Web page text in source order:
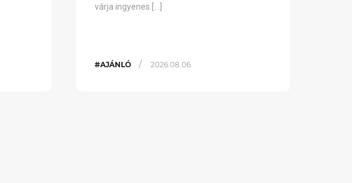
várja ingyenes […]
#AJÁNLÓ / 2026.08.06.